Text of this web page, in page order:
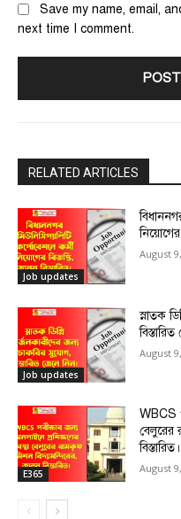
Save my name, email,
next time I comment.
RELATED ARTICLES
Job updates
নিয়োগের
August
Job updates
স্নাতক
August
E365
WBCS
বেলুরের
বিস্তারিত।
August